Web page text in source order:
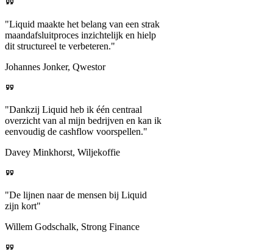
"Liquid maakte het belang van een strak
maandafsluitproces inzichtelijk en hielp
dit structureel te verbeteren."
Johannes Jonker, Qwestor
"Dankzij Liquid heb ik één centraal
overzicht van al mijn bedrijven en kan ik
eenvoudig de cashflow voorspellen."
Davey Minkhorst, Wiljekoffie
"De lijnen naar de mensen bij Liquid
zijn kort"
Willem Godschalk, Strong Finance